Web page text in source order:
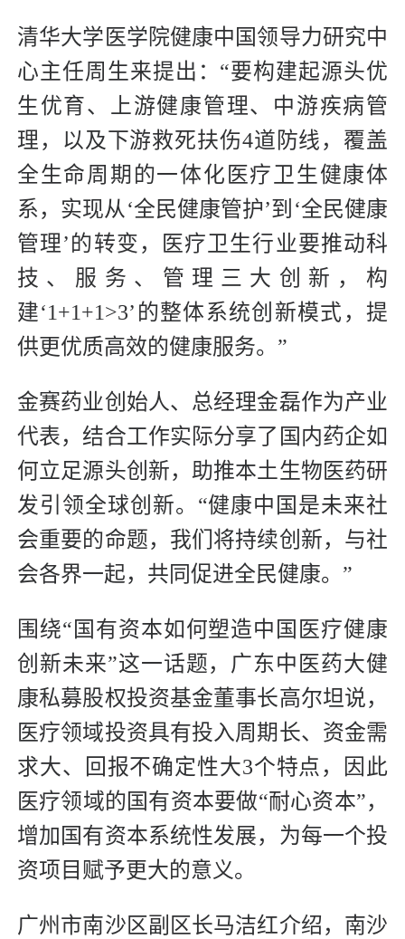
清华大学医学院健康中国领导力研究中
心主任周生来提出：“要构建起源头优
生优育、上游健康管理、中游疾病管
理，以及下游救死扶伤4道防线，覆盖
全生命周期的一体化医疗卫生健康体
系，实现从‘全民健康管护’到‘全民健康
管理’的转变，医疗卫生行业要推动科
技、服务、管理三大创新，构
建‘1+1+1>3’的整体系统创新模式，提
供更优质高效的健康服务。”
金赛药业创始人、总经理金磊作为产业
代表，结合工作实际分享了国内药企如
何立足源头创新，助推本土生物医药研
发引领全球创新。“健康中国是未来社
会重要的命题，我们将持续创新，与社
会各界一起，共同促进全民健康。”
围绕“国有资本如何塑造中国医疗健康
创新未来”这一话题，广东中医药大健
康私募股权投资基金董事长高尔坦说，
医疗领域投资具有投入周期长、资金需
求大、回报不确定性大3个特点，因此
医疗领域的国有资本要做“耐心资本”，
增加国有资本系统性发展，为每一个投
资项目赋予更大的意义。
广州市南沙区副区长马洁红介绍，南沙